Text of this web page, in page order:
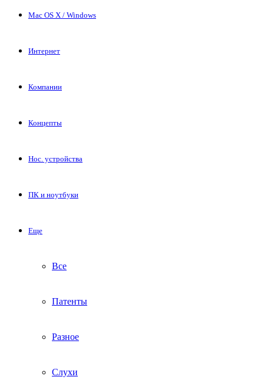
Mac OS X / Windows
Интернет
Компании
Концепты
Нос. устройства
ПК и ноутбуки
Еще
Все
Патенты
Разное
Слухи